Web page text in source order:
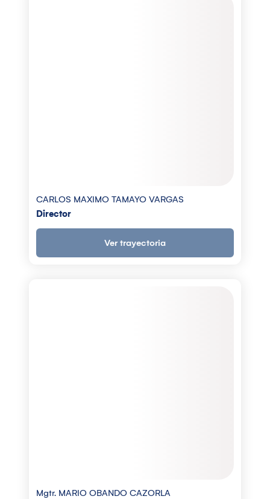
CARLOS MAXIMO TAMAYO VARGAS
Director
Ver trayectoria
Mgtr. MARIO OBANDO CAZORLA